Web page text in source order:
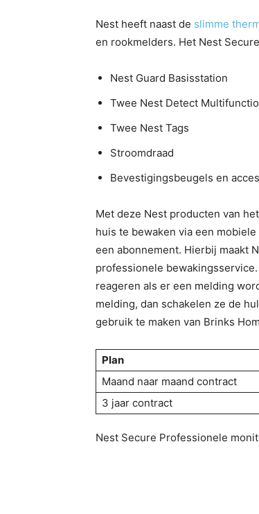
Nest heeft naast de slimme
en rookmelders. Het Nest
Nest Guard Basisstation
Twee Nest Detect
Twee Nest Tags
Stroomdraad
Bevestigingsbeugels en
Met deze Nest producten van
huis te bewaken via een
een abonnement. Hierbij maakt
professionele
reageren als er een melding
melding, dan schakelen ze de
gebruik te maken van Brinks
Plan
Maand naar maand contract
3 jaar contract
Nest Secure Professionele